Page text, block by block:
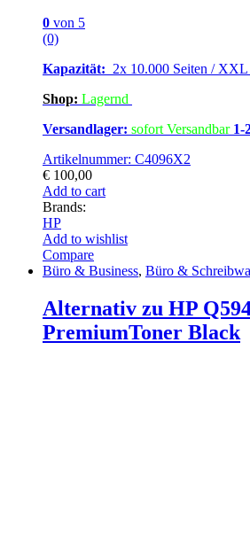
0 von 5
(0)
Kapazität: 2x 10.000 Seiten /
Shop: Lagernd
Versandlager: sofort Versandbar 1-
Artikelnummer: C4096X2
€ 100,00
Add to cart
Brands:
HP
Add to wishlist
Compare
Büro & Business, Büro &
Alternativ zu HP
PremiumToner Black